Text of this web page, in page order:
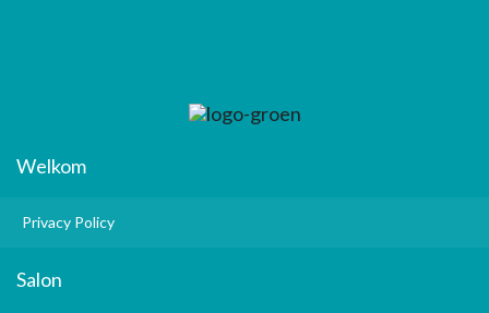
Welkom
Privacy Policy
Salon